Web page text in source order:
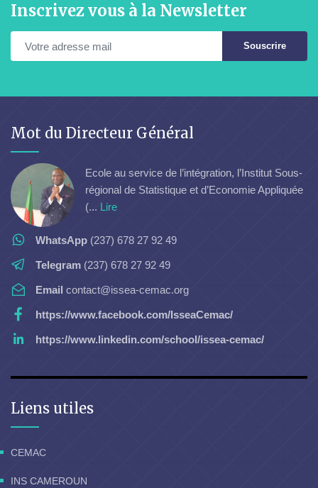
Inscrivez vous à la Newsletter
Souscrire
Mot du Directeur Général
Ecole au service de l’intégration, l’Institut Sous-
régional de Statistique et d’Economie Appliquée
(... Lire
WhatsApp (237) 678 27 92 49
Telegram (237) 678 27 92 49
Email contact@issea-cemac.org
https://www.facebook.com/IsseaCemac/
https://www.linkedin.com/school/issea-cemac/
Liens utiles
CEMAC
INS CAMEROUN